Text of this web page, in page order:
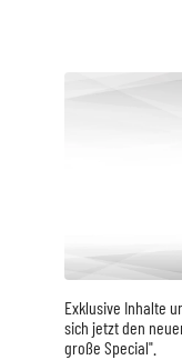
Exklusive Inhalte
sich jetzt den
große Special".